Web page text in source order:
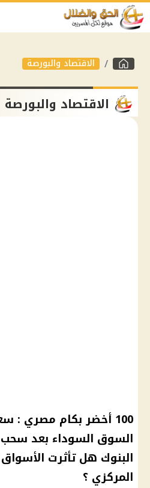
الاقتصاد والبورصة
الاقتصاد والبورصة
100 أخضر بكام مصري :
السوق السوداء بعد سحب
البنوك هل تأثرت
المركزي ؟